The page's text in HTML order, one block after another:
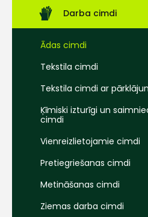
Darba cimdi
Ādas cimdi
Tekstila cimdi
Tekstila cimdi ar
Ķīmiski izturīgi un
cimdi
Vienreizlietojamie cimdi
Pretiegriešanas cimdi
Metināšanas cimdi
Ziemas darba cimdi